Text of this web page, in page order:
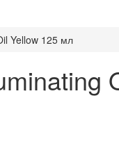
Yellow 125 мл